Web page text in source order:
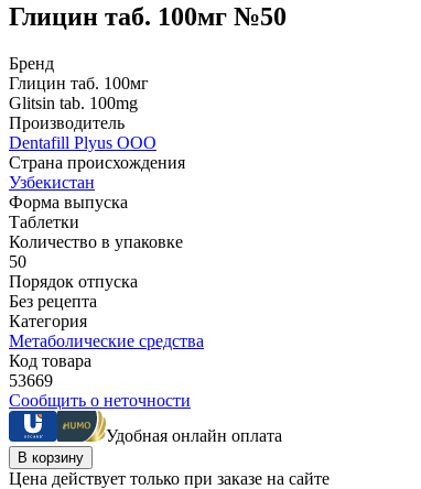
Глицин таб. 100мг №50
Бренд
Глицин таб. 100мг
Glitsin tab. 100mg
Производитель
Dentafill Plyus OOO
Страна происхождения
Узбекистан
Форма выпуска
Таблетки
Количество в упаковке
50
Порядок отпуска
Без рецепта
Категория
Метаболические средства
Код товара
53669
Сообщить о неточности
Удобная онлайн оплата
В корзину
Цена действует только при заказе на сайте